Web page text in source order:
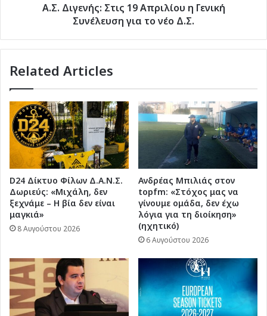
Α.Σ. Διγενής: Στις 19 Απριλίου η Γενική
Συνέλευση για το νέο Δ.Σ.
Related Articles
D24 Δίκτυο Φίλων Δ.Α.Ν.Σ.
Δωριεύς: «Μιχάλη, δεν
ξεχνάμε – Η βία δεν είναι
μαγκιά»
8 Αυγούστου 2026
Ανδρέας Μπιλιάς στον
topfm: «Στόχος μας να
γίνουμε ομάδα, δεν έχω
λόγια για τη διοίκηση»
(ηχητικό)
6 Αυγούστου 2026